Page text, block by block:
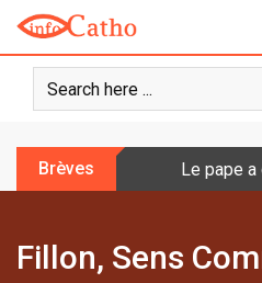
o
Brèves Le pape
Fillon, Sens